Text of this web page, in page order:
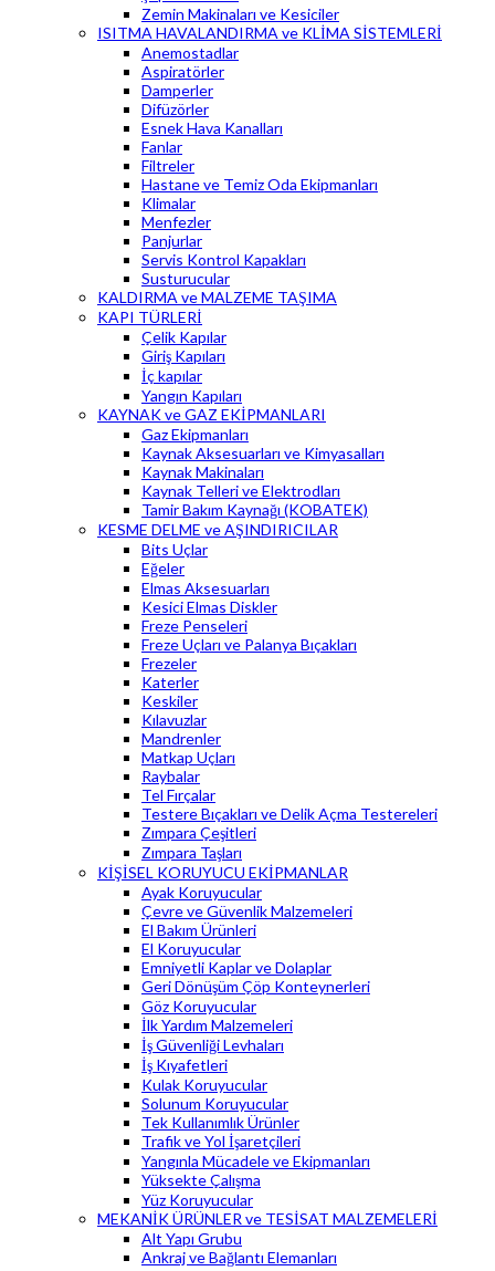
Zemin Makinaları ve Kesiciler
ISITMA HAVALANDIRMA ve KLİMA SİSTEMLERİ
Anemostadlar
Aspiratörler
Damperler
Difüzörler
Esnek Hava Kanalları
Fanlar
Filtreler
Hastane ve Temiz Oda Ekipmanları
Klimalar
Menfezler
Panjurlar
Servis Kontrol Kapakları
Susturucular
KALDIRMA ve MALZEME TAŞIMA
KAPI TÜRLERİ
Çelik Kapılar
Giriş Kapıları
İç kapılar
Yangın Kapıları
KAYNAK ve GAZ EKİPMANLARI
Gaz Ekipmanları
Kaynak Aksesuarları ve Kimyasalları
Kaynak Makinaları
Kaynak Telleri ve Elektrodları
Tamir Bakım Kaynağı (KOBATEK)
KESME DELME ve AŞINDIRICILAR
Bits Uçlar
Eğeler
Elmas Aksesuarları
Kesici Elmas Diskler
Freze Penseleri
Freze Uçları ve Palanya Bıçakları
Frezeler
Katerler
Keskiler
Kılavuzlar
Mandrenler
Matkap Uçları
Raybalar
Tel Fırçalar
Testere Bıçakları ve Delik Açma Testereleri
Zımpara Çeşitleri
Zımpara Taşları
KİŞİSEL KORUYUCU EKİPMANLAR
Ayak Koruyucular
Çevre ve Güvenlik Malzemeleri
El Bakım Ürünleri
El Koruyucular
Emniyetli Kaplar ve Dolaplar
Geri Dönüşüm Çöp Konteynerleri
Göz Koruyucular
İlk Yardım Malzemeleri
İş Güvenliği Levhaları
İş Kıyafetleri
Kulak Koruyucular
Solunum Koruyucular
Tek Kullanımlık Ürünler
Trafik ve Yol İşaretçileri
Yangınla Mücadele ve Ekipmanları
Yüksekte Çalışma
Yüz Koruyucular
MEKANİK ÜRÜNLER ve TESİSAT MALZEMELERİ
Alt Yapı Grubu
Ankraj ve Bağlantı Elemanları